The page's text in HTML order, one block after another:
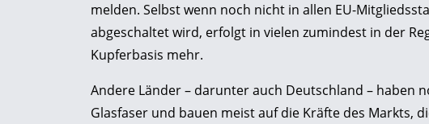
melden. Selbst wenn noch nicht in allen EU-
abgeschaltet wird, erfolgt in vielen zumindest in der
Kupferbasis mehr.
Andere Länder – darunter auch Deutschland – haben
Glasfaser und bauen meist auf die Kräfte des Markts,